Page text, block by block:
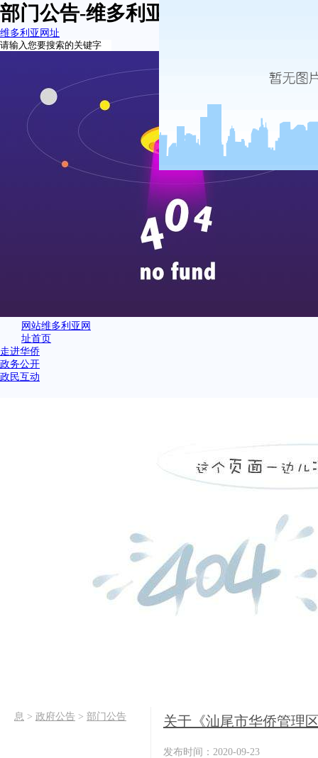
部门公告-维多利亚网址
维多利亚网址
网站维多利亚网
址首页
走进华侨
政务公开
政民互动
息 > 政府公告 > 部门公告 关于《汕尾市华侨管理
发布时间：2020-09-23